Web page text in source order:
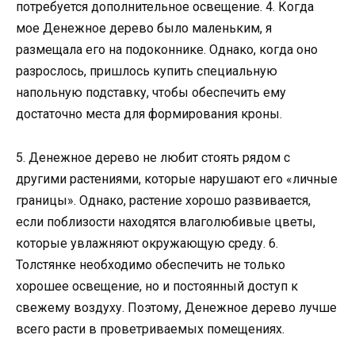
потребуется дополнительное освещение. 4. Когда
мое Денежное дерево было маленьким, я
размещала его на подоконнике. Однако, когда оно
разрослось, пришлось купить специальную
напольную подставку, чтобы обеспечить ему
достаточно места для формирования кроны.
5. Денежное дерево не любит стоять рядом с
другими растениями, которые нарушают его «личные
границы». Однако, растение хорошо развивается,
если поблизости находятся влаголюбивые цветы,
которые увлажняют окружающую среду. 6.
Толстянке необходимо обеспечить не только
хорошее освещение, но и постоянный доступ к
свежему воздуху. Поэтому, Денежное дерево лучше
всего расти в проветриваемых помещениях.